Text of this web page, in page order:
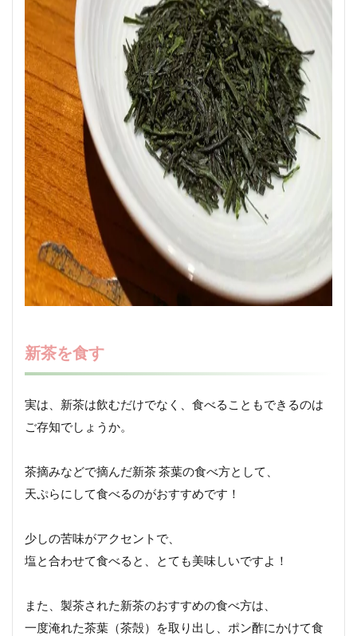
新茶を食す
実は、新茶は飲むだけでなく、食べることもできるのは
ご存知でしょうか。
茶摘みなどで摘んだ新茶 茶葉の食べ方として、
天ぷらにして食べるのがおすすめです！
少しの苦味がアクセントで、
塩と合わせて食べると、とても美味しいですよ！
また、製茶された新茶のおすすめの食べ方は、
一度淹れた茶葉（茶殻）を取り出し、ポン酢にかけて食